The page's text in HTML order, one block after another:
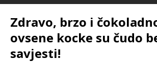
Zdravo, brzo i
ovsene kocke su čudo
savjesti!